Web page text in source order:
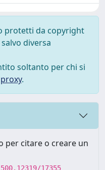
protetti da copyright
diversa
soltanto per chi si
proxy.
per citare o creare un
17355